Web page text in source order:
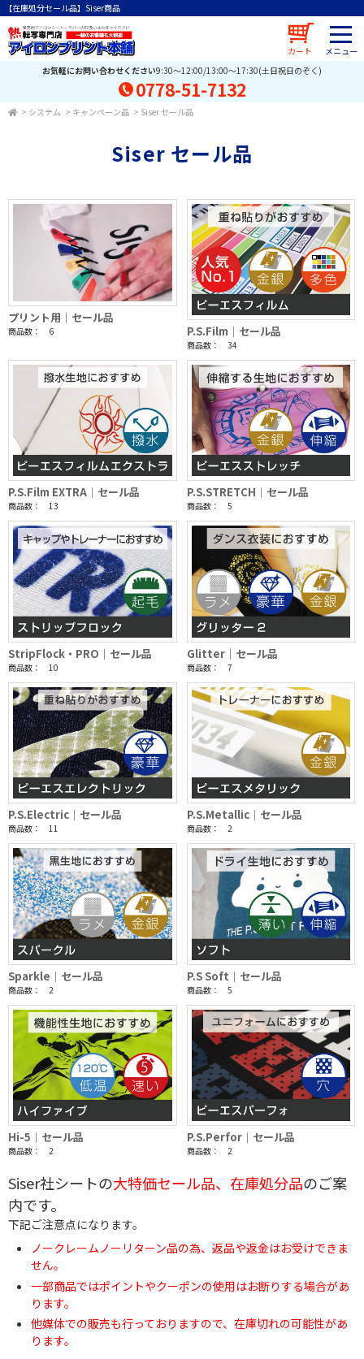
【在庫処分セール品】Siser商品
カート
お気軽にお問い合わせください9:30～12:00/13:00～17:30(土日祝日のぞく)
0778-51-7132
> システム > キャンペーン品 > Siser セール品
Siser セール品
プリント用｜セール品
商品数： 6 P.S.Film｜セール品
商品数： 34
P.S.Film EXTRA｜セール品
商品数： 13
P.S.STRETCH｜セール品
商品数： 5
StripFlock・PRO｜セール品
商品数： 10
Glitter｜セール品
商品数： 7
P.S.Electric｜セール品
商品数： 11
P.S.Metallic｜セール品
商品数： 2
Sparkle｜セール品
商品数： 2
P.S Soft｜セール品
商品数： 5
Hi-5｜セール品
商品数： 2
P.S.Perfor｜セール品
商品数： 2
Siser社シートの大特価セール品、在庫処分品のご案
内です。
下記ご注意点になります。
ノークレームノーリターン品の為、返品や返金はお受けできま
せん。
一部商品ではポイントやクーポンの使用はお断りする場合があ
ります。
他媒体での販売も行っておりますので、在庫切れの可能性があ
ります。